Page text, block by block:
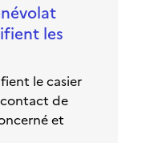
les
le casier
de
et